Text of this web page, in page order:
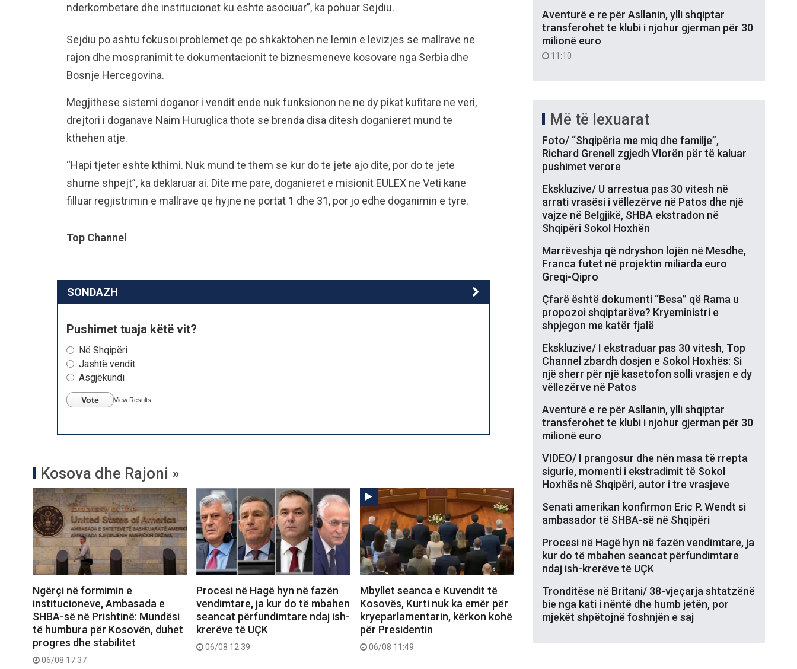
nderkombetare dhe institucionet ku eshte asociuar”, ka pohuar Sejdiu.
Sejdiu po ashtu fokusoi problemet qe po shkaktohen ne lemin e levizjes se mallrave ne
rajon dhe mospranimit te dokumentacionit te biznesmeneve kosovare nga Serbia dhe
Bosnje Hercegovina.
Megjithese sistemi doganor i vendit ende nuk funksionon ne ne dy pikat kufitare ne veri,
drejtori i doganave Naim Huruglica thote se brenda disa ditesh doganieret mund te
kthehen atje.
“Hapi tjeter eshte kthimi. Nuk mund te them se kur do te jete ajo dite, por do te jete
shume shpejt”, ka deklaruar ai. Dite me pare, doganieret e misionit EULEX ne Veti kane
filluar regjistrimin e mallrave qe hyjne ne portat 1 dhe 31, por jo edhe doganimin e tyre.
Top Channel
SONDAZH
Pushimet tuaja këtë vit?
Në Shqipëri
Jashtë vendit
Asgjëkundi
Vote View Results
Kosova dhe Rajoni »
Ngërçi në formimin e
institucioneve, Ambasada e
SHBA-së në Prishtinë: Mundësi
të humbura për Kosovën, duhet
progres dhe stabilitet
06/08 17:37
Procesi në Hagë hyn në fazën
vendimtare, ja kur do të mbahen
seancat përfundimtare ndaj ish-
krerëve të UÇK
06/08 12:39
Mbyllet seanca e Kuvendit të
Kosovës, Kurti nuk ka emër për
kryeparlamentarin, kërkon kohë
për Presidentin
06/08 11:49
Aventurë e re për Asllanin, ylli shqiptar
transferohet te klubi i njohur gjerman për 30
milionë euro
11:10
Më të lexuarat
Foto/ “Shqipëria me miq dhe familje”,
Richard Grenell zgjedh Vlorën për të kaluar
pushimet verore
Ekskluzive/ U arrestua pas 30 vitesh në
arrati vrasësi i vëllezërve në Patos dhe një
vajze në Belgjikë, SHBA ekstradon në
Shqipëri Sokol Hoxhën
Marrëveshja që ndryshon lojën në Mesdhe,
Franca futet në projektin miliarda euro
Greqi-Qipro
Çfarë është dokumenti “Besa” që Rama u
propozoi shqiptarëve? Kryeministri e
shpjegon me katër fjalë
Ekskluzive/ I ekstraduar pas 30 vitesh, Top
Channel zbardh dosjen e Sokol Hoxhës: Si
një sherr për një kasetofon solli vrasjen e dy
vëllezërve në Patos
Aventurë e re për Asllanin, ylli shqiptar
transferohet te klubi i njohur gjerman për 30
milionë euro
VIDEO/ I prangosur dhe nën masa të rrepta
sigurie, momenti i ekstradimit të Sokol
Hoxhës në Shqipëri, autor i tre vrasjeve
Senati amerikan konfirmon Eric P. Wendt si
ambasador të SHBA-së në Shqipëri
Procesi në Hagë hyn në fazën vendimtare, ja
kur do të mbahen seancat përfundimtare
ndaj ish-krerëve të UÇK
Tronditëse në Britani/ 38-vjeçarja shtatzënë
bie nga kati i nëntë dhe humb jetën, por
mjekët shpëtojnë foshnjën e saj